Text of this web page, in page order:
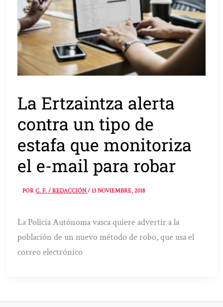
La Ertzaintza alerta
contra un tipo de
estafa que monitoriza
el e-mail para robar
PORC. F. / REDACCIÓN/13 NOVIEMBRE, 2018
La Policía Autónoma vasca quiere advertir a la
población de un nuevo método de robo, que usa el
correo electrónico